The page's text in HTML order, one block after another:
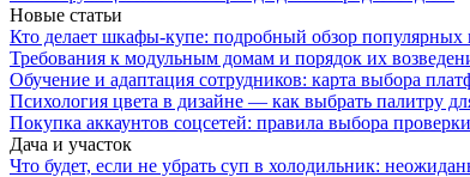
Новые статьи
Кто делает шкафы-купе: подробный обзор популярных
Требования к модульным домам и порядок их
Обучение и адаптация сотрудников: карта выбора
Психология цвета в дизайне — как выбрать палитру
Покупка аккаунтов соцсетей: правила выбора
Дача и участок
Что будет, если не убрать суп в холодильник: